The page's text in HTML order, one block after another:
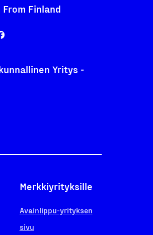
From Finland
Yritys -
Merkkiyrityksille
Avainlippu-yrityksen
sivu